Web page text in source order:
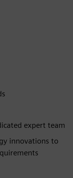
expert team
innovations to